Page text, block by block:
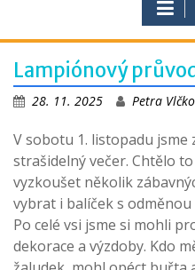
Lampiónový
28. 11. 2025 Petra
V sobotu 1. listopadu
strašidelný večer. Chtělo
vyzkoušet několik
vybrat i balíček s
Po celé vsi jsme si mohli
dekorace a výzdoby. Kdo